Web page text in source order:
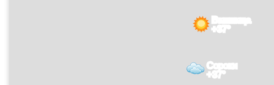
Винница
+37°
Сороки
+37°